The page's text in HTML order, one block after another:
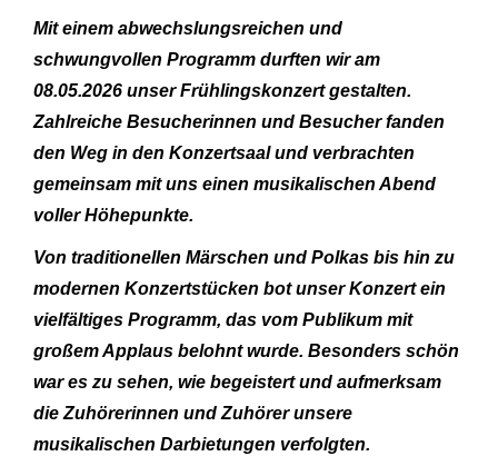
Mit einem abwechslungsreichen und
schwungvollen Programm durften wir am
08.05.2026 unser Frühlingskonzert gestalten.
Zahlreiche Besucherinnen und Besucher fanden
den Weg in den Konzertsaal und verbrachten
gemeinsam mit uns einen musikalischen Abend
voller Höhepunkte.
Von traditionellen Märschen und Polkas bis hin zu
modernen Konzertstücken bot unser Konzert ein
vielfältiges Programm, das vom Publikum mit
großem Applaus belohnt wurde. Besonders schön
war es zu sehen, wie begeistert und aufmerksam
die Zuhörerinnen und Zuhörer unsere
musikalischen Darbietungen verfolgten.